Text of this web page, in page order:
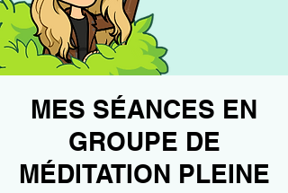
MES SÉANCES EN
GROUPE DE
MÉDITATION PLEINE